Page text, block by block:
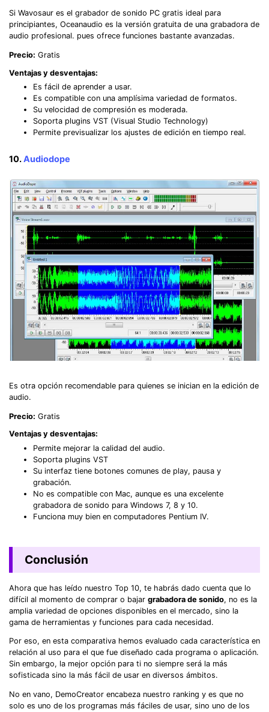
Si Wavosaur es el grabador de sonido PC gratis ideal para
principiantes, Oceanaudio es la versión gratuita de una grabadora de
audio profesional. pues ofrece funciones bastante avanzadas.
Precio: Gratis
Ventajas y desventajas:
Es fácil de aprender a usar.
Es compatible con una amplísima variedad de formatos.
Su velocidad de compresión es moderada.
Soporta plugins VST (Visual Studio Technology)
Permite previsualizar los ajustes de edición en tiempo real.
10.Audiodope
Es otra opción recomendable para quienes se inician en la edición de
audio.
Precio: Gratis
Ventajas y desventajas:
Permite mejorar la calidad del audio.
Soporta plugins VST
Su interfaz tiene botones comunes de play, pausa y
grabación.
No es compatible con Mac, aunque es una excelente
grabadora de sonido para Windows 7, 8 y 10.
Funciona muy bien en computadores Pentium IV.
Conclusión
Ahora que has leído nuestro Top 10, te habrás dado cuenta que lo
difícil al momento de comprar o bajar grabadora de sonido, no es la
amplia variedad de opciones disponibles en el mercado, sino la
gama de herramientas y funciones para cada necesidad.
Por eso, en esta comparativa hemos evaluado cada característica en
relación al uso para el que fue diseñado cada programa o aplicación.
Sin embargo, la mejor opción para ti no siempre será la más
sofisticada sino la más fácil de usar en diversos ámbitos.
No en vano, DemoCreator encabeza nuestro ranking y es que no
solo es uno de los programas más fáciles de usar, sino uno de los